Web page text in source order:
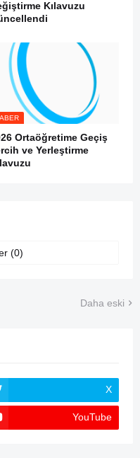
Kılavuzu
Ortaöğretime Geçiş
ve Yerleştirme
(0)
Daha eski
X
YouTube